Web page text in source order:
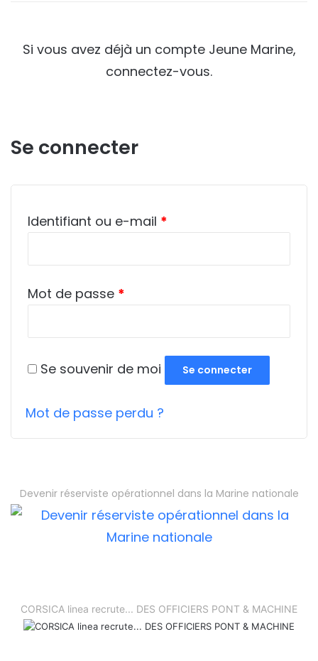
Si vous avez déjà un compte Jeune Marine,
connectez-vous.
Se connecter
Identifiant ou e-mail *
Mot de passe *
Se souvenir de moi Se connecter
Mot de passe perdu ?
Devenir réserviste opérationnel dans la Marine nationale
CORSICA linea recrute... DES OFFICIERS PONT & MACHINE